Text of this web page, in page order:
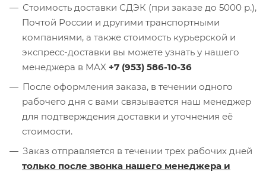
Стоимость доставки СДЭК (при заказе до 5000 р.),
Почтой России и другими транспортными
компаниями, а также стоимость курьерской и
экспресс-доставки вы можете узнать у нашего
менеджера в MAX +7 (953) 586-10-36
После оформления заказа, в течении одного
рабочего дня с вами связывается наш менеджер
для подтверждения доставки и уточнения её
стоимости.
Заказ отправляется в течении трех рабочих дней
только после звонка нашего менеджера и